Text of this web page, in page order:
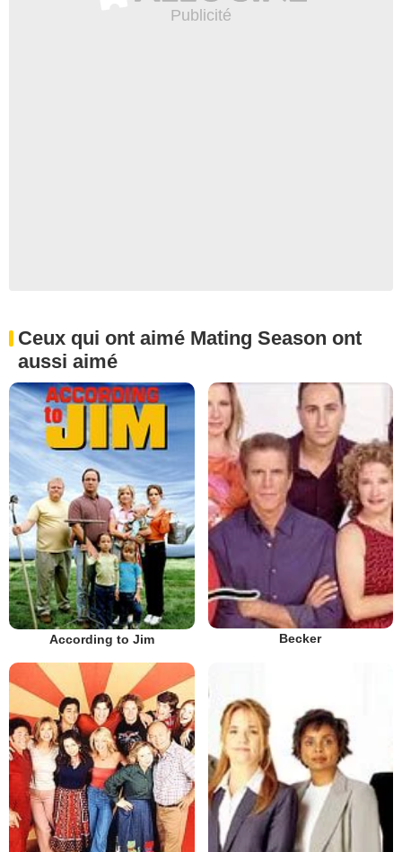
Ceux qui ont aimé Mating Season ont
aussi aimé
According to Jim Becker